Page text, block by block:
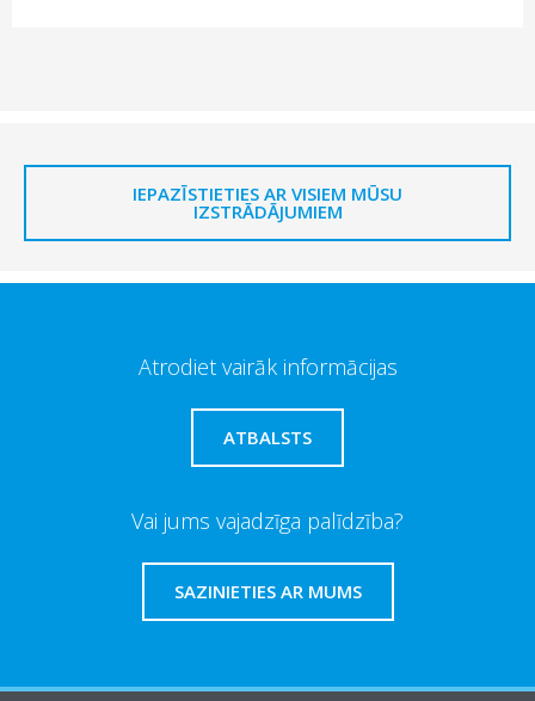
IEPAZĪSTIETIES AR VISIEM MŪSU
IZSTRĀDĀJUMIEM
Atrodiet vairāk informācijas
ATBALSTS
Vai jums vajadzīga palīdzība?
SAZINIETIES AR MUMS